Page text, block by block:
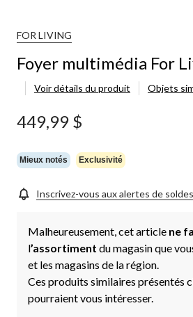
FOR LIVING
Foyer multimédia For
Voir détails du produit
Objets
449,99 $
Mieux notés Exclusivité
Inscrivez-vous aux alertes de soldes
Malheureusement, cet article ne
l’assortiment du magasin que
et les magasins de la région.
Ces produits similaires présentés
pourraient vous intéresser.